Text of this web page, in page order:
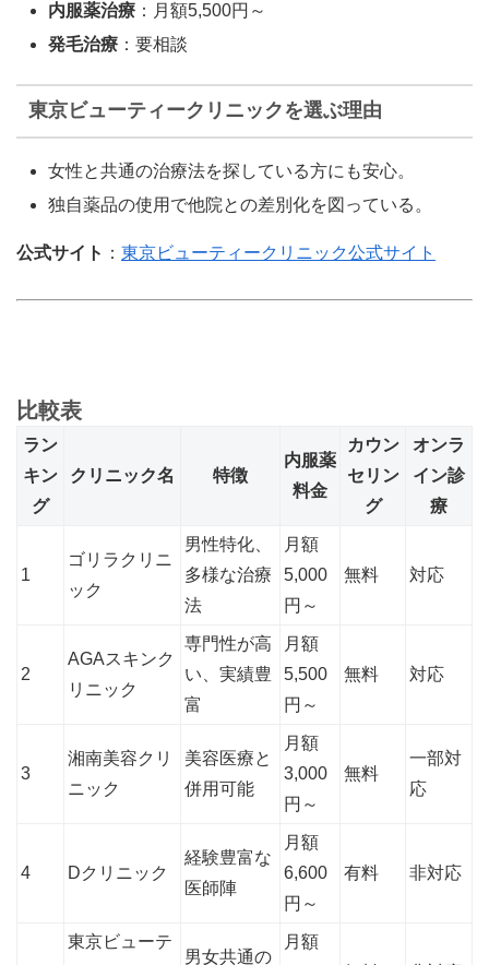
内服薬治療 ：月額5,500円～
発毛治療 ：要相談
東京ビューティークリニックを選ぶ理由
女性と共通の治療法を探している方にも安心。
独自薬品の使用で他院との差別化を図っている。
公式サイト ： 東京ビューティークリニック公式サイト
比較表
ラン
キン
グ
クリニック名 特徴
内服薬
料金
カウン
セリン
グ
オンラ
イン診
療
1
ゴリラクリニ
ック
男性特化、
多様な治療
法
月額
5,000
円～
無料 対応
2
AGAスキンク
リニック
専門性が高
い、実績豊
富
月額
5,500
円～
無料 対応
3
湘南美容クリ
ニック
美容医療と
併用可能
月額
3,000
円～
無料
一部対
応
4 Dクリニック
経験豊富な
医師陣
月額
6,600
円～
有料 非対応
東京ビューテ
男女共通の
月額